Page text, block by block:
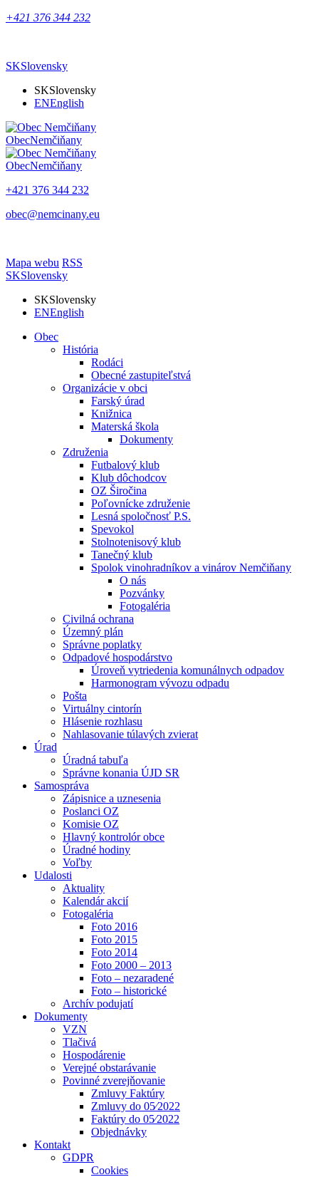
+421 376 344 232
SKSlovensky
SKSlovensky
ENEnglish
ObecNemčiňany
ObecNemčiňany
+421 376 344 232
obec@nemcinany.eu
Mapa webu RSS
SKSlovensky
SKSlovensky
ENEnglish
Obec
História
Rodáci
Obecné zastupiteľstvá
Organizácie v obci
Farský úrad
Knižnica
Materská škola
Dokumenty
Združenia
Futbalový klub
Klub dôchodcov
OZ Širočina
Poľovnícke združenie
Lesná spoločnosť P.S.
Spevokol
Stolnotenisový klub
Tanečný klub
Spolok vinohradníkov a vinárov Nemčiňany
O nás
Pozvánky
Fotogaléria
Civilná ochrana
Územný plán
Správne poplatky
Odpadové hospodárstvo
Úroveň vytriedenia komunálnych odpadov
Harmonogram vývozu odpadu
Pošta
Virtuálny cintorín
Hlásenie rozhlasu
Nahlasovanie túlavých zvierat
Úrad
Úradná tabuľa
Správne konania ÚJD SR
Samospráva
Zápisnice a uznesenia
Poslanci OZ
Komisie OZ
Hlavný kontrolór obce
Úradné hodiny
Voľby
Udalosti
Aktuality
Kalendár akcií
Fotogaléria
Foto 2016
Foto 2015
Foto 2014
Foto 2000 – 2013
Foto – nezaradené
Foto – historické
Archív podujatí
Dokumenty
VZN
Tlačivá
Hospodárenie
Verejné obstarávanie
Povinné zverejňovanie
Zmluvy Faktúry
Zmluvy do 05⁄2022
Faktúry do 05⁄2022
Objednávky
Kontakt
GDPR
Cookies